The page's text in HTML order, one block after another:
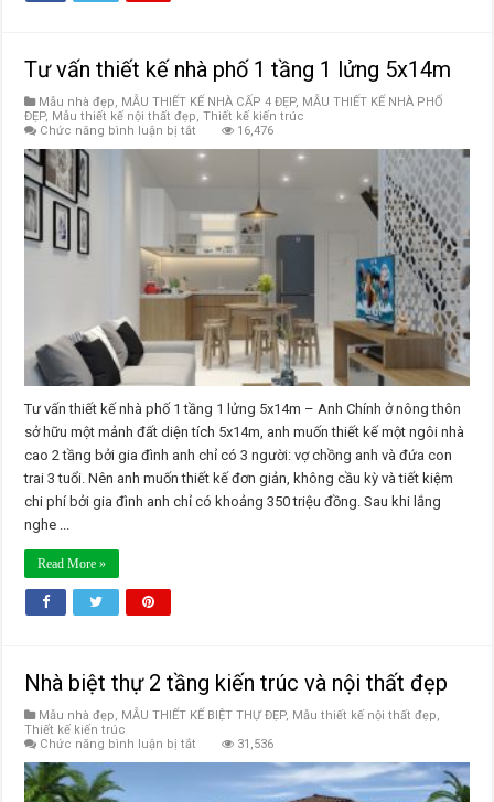
Tư vấn thiết kế nhà phố 1 tầng 1 lửng 5x14m
Mẫu nhà đẹp, MẪU THIẾT KẾ NHÀ CẤP 4 ĐẸP, MẪU THIẾT KẾ NHÀ PHỐ
ĐẸP, Mẫu thiết kế nội thất đẹp,Thiết kế kiến trúc
Chức năng bình luận bị tắt
vấn
thiết
phố
1
tầng
1
lửng
5x14m
16,476
Tư vấn thiết kế nhà phố 1 tầng 1 lửng 5x14m – Anh Chính ở nông thôn
sở hữu một mảnh đất diện tích 5x14m, anh muốn thiết kế một ngôi nhà
cao 2 tầng bởi gia đình anh chỉ có 3 người: vợ chồng anh và đứa con
trai 3 tuổi. Nên anh muốn thiết kế đơn giản, không cầu kỳ và tiết kiệm
chi phí bởi gia đình anh chỉ có khoảng 350 triệu đồng. Sau khi lắng
nghe ...
Read More »
Nhà biệt thự 2 tầng kiến trúc và nội thất đẹp
Mẫu nhà đẹp, MẪU THIẾT KẾ BIỆT THỰ ĐẸP, Mẫu thiết kế nội thất đẹp,
Thiết kế kiến trúc
Chức năng bình luận bị tắt
31,536